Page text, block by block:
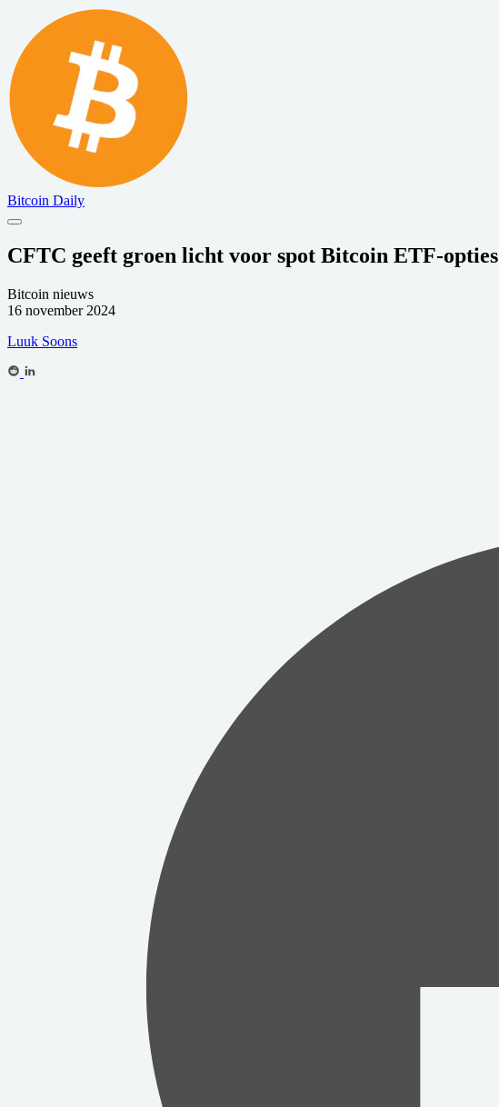
Bitcoin Daily
CFTC geeft groen licht voor spot Bitcoin ETF-opties
Bitcoin nieuws
16 november 2024
Luuk Soons